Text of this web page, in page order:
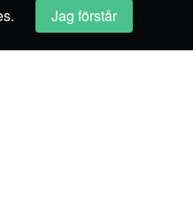
Jag förstår